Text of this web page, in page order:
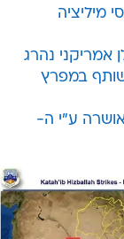
מיליציה
אמריקני נהרג
במפרץ
אושרה ע"י ה-